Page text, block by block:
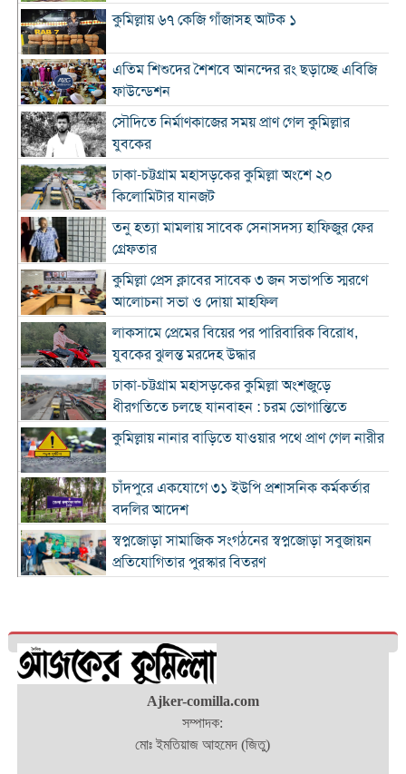
কুমিল্লায় ৬৭ কেজি গাঁজাসহ আটক ১
এতিম শিশুদের শৈশবে আনন্দের রং ছড়াচ্ছে এবিজি
ফাউন্ডেশন
সৌদিতে নির্মাণকাজের সময় প্রাণ গেল কুমিল্লার
যুবকের
ঢাকা-চট্টগ্রাম মহাসড়কের কুমিল্লা অংশে ২০
কিলোমিটার যানজট
তনু হত্যা মামলায় সাবেক সেনাসদস্য হাফিজুর ফের
গ্রেফতার
কুমিল্লা প্রেস ক্লাবের সাবেক ৩ জন সভাপতি স্মরণে
আলোচনা সভা ও দোয়া মাহফিল
লাকসামে প্রেমের বিয়ের পর পারিবারিক বিরোধ,
যুবকের ঝুলন্ত মরদেহ উদ্ধার
ঢাকা-চট্টগ্রাম মহাসড়কের কুমিল্লা অংশজুড়ে
ধীরগতিতে চলছে যানবাহন : চরম ভোগান্তিতে
কুমিল্লায় নানার বাড়িতে যাওয়ার পথে প্রাণ গেল নারীর
চাঁদপুরে একযোগে ৩১ ইউপি প্রশাসনিক কর্মকর্তার
বদলির আদেশ
স্বপ্নজোড়া সামাজিক সংগঠনের স্বপ্নজোড়া সবুজায়ন
প্রতিযোগিতার পুরস্কার বিতরণ
কুমিল্লা ও ব্রাহ্মণবাড়িয়া সীমান্তে বিজিবির অভিযানে
২৬ লাখ টাকার ভারতীয় পণ্যসহ আটক ৩
কুমিল্লায় হত্যা মামলায় বৃদ্ধের যাবজ্জীবন, ছেলে
চাঁদপুরে মাদক বিরোধী অভিযানে নিরীহ প্রবাসীর মৃত্যু
Ajker-comilla.com
সম্পাদক:
মোঃ ইমতিয়াজ আহমেদ (জিতু)